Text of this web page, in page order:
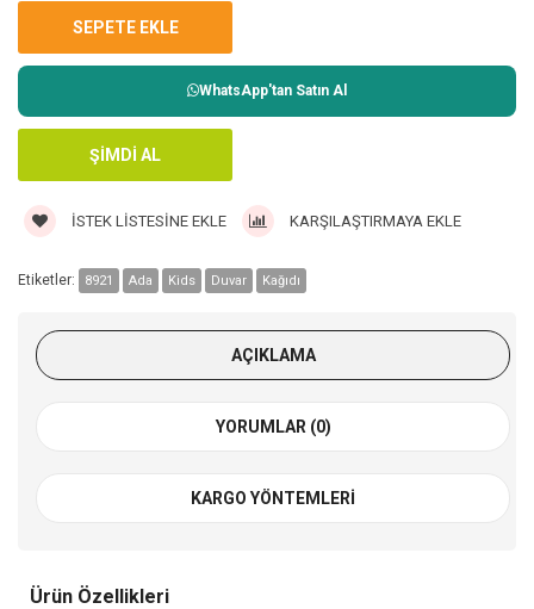
WhatsApp'tan Satın Al
İSTEK LISTESINE EKLE KARŞILAŞTIRMAYA EKLE
Etiketler: 8921 Ada Kids Duvar Kağıdı
AÇIKLAMA
YORUMLAR (0)
KARGO YÖNTEMLERI
Ürün Özellikleri